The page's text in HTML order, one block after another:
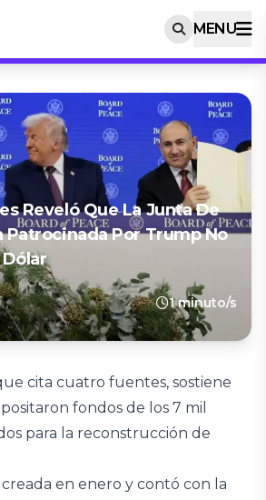
MENU
Reveló Que La Junta De
Patrocinada Por Trump No
1 minuto/s
cita cuatro fuentes, sostiene
fondos de los 7 mil
para la reconstrucción de
en enero y contó con la